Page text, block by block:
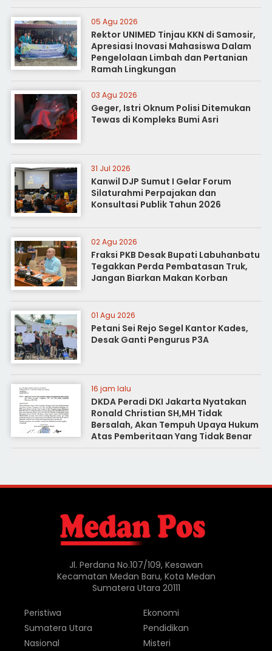
05 Agu 2026
Rektor UNIMED Tinjau KKN di Samosir,
Apresiasi Inovasi Mahasiswa Dalam
Pengelolaan Limbah dan Pertanian
Ramah Lingkungan
03 Agu 2026
Geger, Istri Oknum Polisi Ditemukan
Tewas di Kompleks Bumi Asri
31 Jul 2026
Kanwil DJP Sumut I Gelar Forum
Silaturahmi Perpajakan dan
Konsultasi Publik Tahun 2026
02 Agu 2026
Fraksi PKB Desak Bupati Labuhanbatu
Tegakkan Perda Pembatasan Truk,
Jangan Biarkan Makan Korban
01 Agu 2026
Petani Sei Rejo Segel Kantor Kades,
Desak Ganti Pengurus P3A
16 jam lalu
DKDA Peradi DKI Jakarta Nyatakan
Ronald Christian SH,MH Tidak
Bersalah, Akan Tempuh Upaya Hukum
Atas Pemberitaan Yang Tidak Benar
Jl. Perdana No.107/109, Kesawan
Kecamatan Medan Baru, Kota Medan
Sumatera Utara 20111
Peristiwa
Sumatera Utara
Nasional
Ekonomi
Pendidikan
Misteri